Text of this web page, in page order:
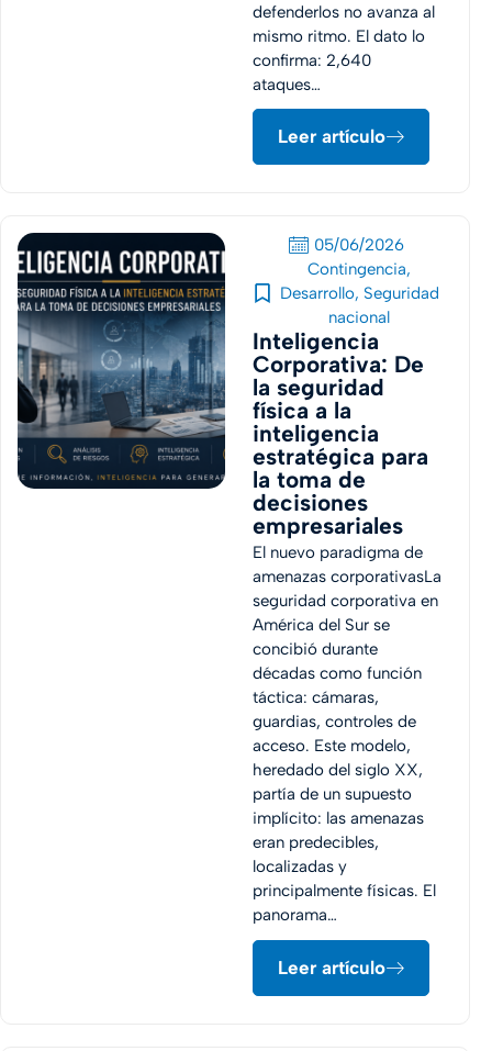
defenderlos no avanza al
mismo ritmo. El dato lo
confirma: 2,640
ataques…
Leer artículo
05/06/2026
Contingencia,
Desarrollo, Seguridad
nacional
Inteligencia
Corporativa: De
la seguridad
física a la
inteligencia
estratégica para
la toma de
decisiones
empresariales
El nuevo paradigma de
amenazas corporativasLa
seguridad corporativa en
América del Sur se
concibió durante
décadas como función
táctica: cámaras,
guardias, controles de
acceso. Este modelo,
heredado del siglo XX,
partía de un supuesto
implícito: las amenazas
eran predecibles,
localizadas y
principalmente físicas. El
panorama…
Leer artículo